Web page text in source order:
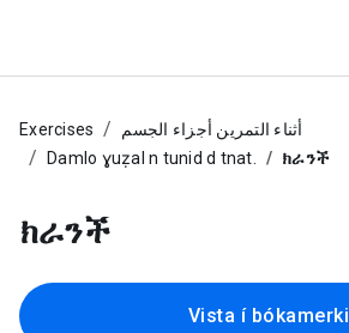
Exercises
أثناء التمرين أجزاء الجسم
Damlo ɣuẓal n tunid d tnat.
ክራንች
ክራንች
Vista í bókamerki